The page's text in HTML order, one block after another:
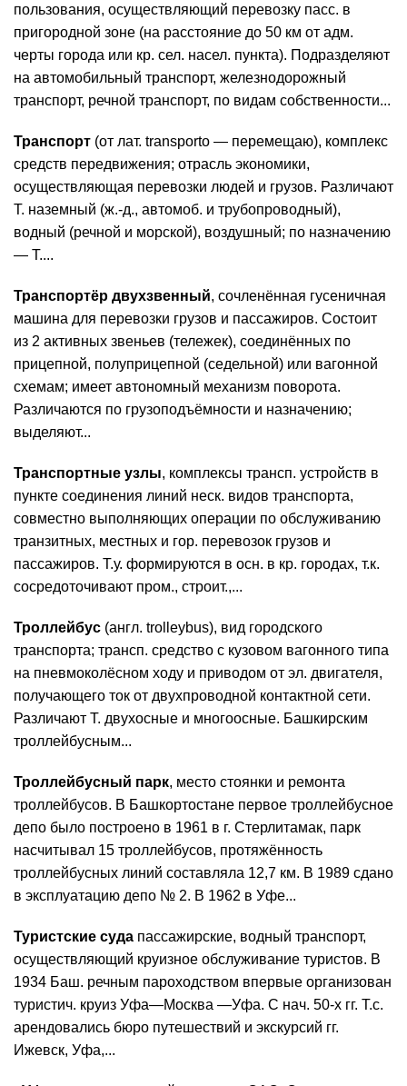
пользования, осуществляющий перевозку пасс. в
пригородной зоне (на расстояние до 50 км от адм.
черты города или кр. сел. насел. пункта). Подразделяют
на автомобильный транспорт, железнодорожный
транспорт, речной транспорт, по видам собственности...
Транспорт (от лат. transporto — перемещаю), комплекс
средств передвижения; отрасль экономики,
осуществляющая перевозки людей и грузов. Различают
Т. наземный (ж.-д., автомоб. и трубопроводный),
водный (речной и морской), воздушный; по назначению
— Т....
Транспортёр двухзвенный, сочленённая гусеничная
машина для перевозки грузов и пассажиров. Состоит
из 2 активных звеньев (тележек), соединённых по
прицепной, полуприцепной (седельной) или вагонной
схемам; имеет автономный механизм поворота.
Различаются по грузоподъёмности и назначению;
выделяют...
Транспортные узлы, комплексы трансп. устройств в
пункте соединения линий неск. видов транспорта,
совместно выполняющих операции по обслуживанию
транзитных, местных и гор. перевозок грузов и
пассажиров. Т.у. формируются в осн. в кр. городах, т.к.
сосредоточивают пром., строит.,...
Троллейбус (англ. trolleybus), вид городского
транспорта; трансп. средство с кузовом вагонного типа
на пневмоколёсном ходу и приводом от эл. двигателя,
получающего ток от двухпроводной контактной сети.
Различают Т. двухосные и многоосные. Башкирским
троллейбусным...
Троллейбусный парк, место стоянки и ремонта
троллейбусов. В Башкортостане первое троллейбусное
депо было построено в 1961 в г. Стерлитамак, парк
насчитывал 15 троллейбусов, протяжённость
троллейбусных линий составляла 12,7 км. В 1989 сдано
в эксплуатацию депо № 2. В 1962 в Уфе...
Туристские суда пассажирские, водный транспорт,
осуществляющий круизное обслуживание туристов. В
1934 Баш. речным пароходством впервые организован
туристич. круиз Уфа—Москва —Уфа. С нач. 50-х гг. Т.с.
арендовались бюро путешествий и экскурсий гг.
Ижевск, Уфа,...